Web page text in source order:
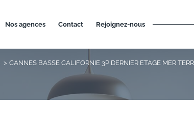
nos agences contact rejoignez-nous
CANNES BASSE CALIFORNIE 3P DERNIER ETAGE MER